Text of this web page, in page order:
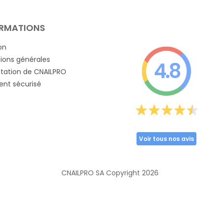
générales
de CNAILPRO
sécurisé
4.8
Voir tous nos avis
CNAILPRO SA Copyright 2026